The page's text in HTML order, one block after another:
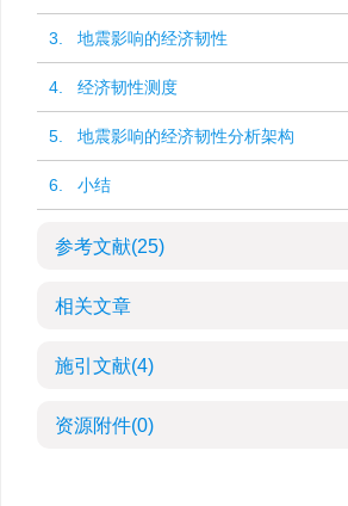
3. 地震影响的经济韧性
4. 经济韧性测度
5. 地震影响的经济韧性分析架构
6. 小结
参考文献(25)
相关文章
施引文献(4)
资源附件(0)